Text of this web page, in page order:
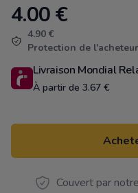
Product information
4.00€
4.90 €
Protection de
Livraison Mondial
À partir de 3.67 €
Couvert par